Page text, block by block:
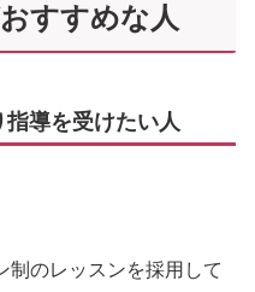
すすめな人
導を受けたい人
制のレッスンを採用して